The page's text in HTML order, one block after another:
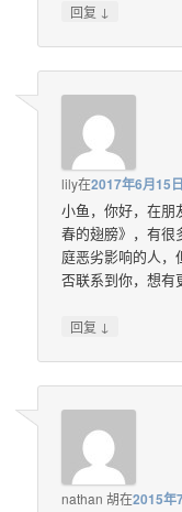
回复 ↓
lily在2017年6月15
小鱼，你好，在朋
春的翅膀》，有很
庭恶劣影响的人
否联系到你，想有
回复 ↓
nathan 胡在2015年